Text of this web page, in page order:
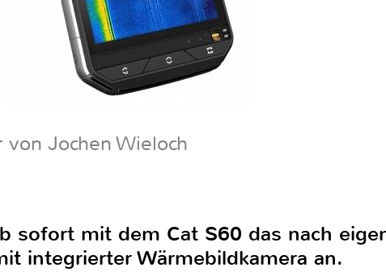
von Jochen Wieloch
sofort mit dem Cat S60 das nach
integrierter Wärmebildkamera an.